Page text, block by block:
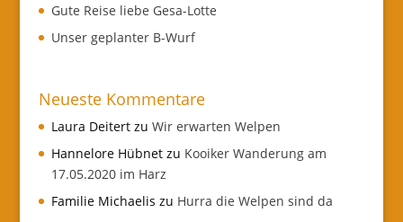
Gute Reise liebe Gesa-Lotte
Unser geplanter B-Wurf
Neueste Kommentare
Laura Deitertzu Wir erwarten Welpen
Hannelore Hübnetzu Kooiker Wanderung am
17.05.2020 im Harz
Familie Michaelis zu Hurra die Welpen sind da